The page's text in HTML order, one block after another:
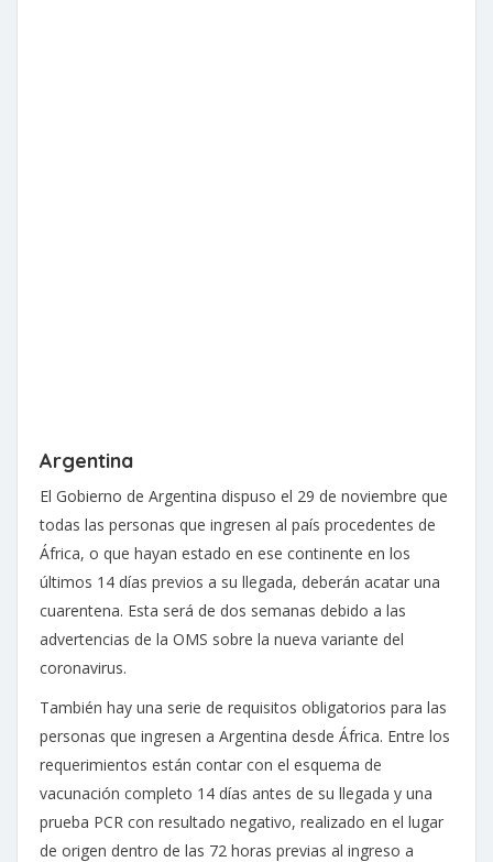
Argentina
El Gobierno de Argentina dispuso el 29 de noviembre que
todas las personas que ingresen al país procedentes de
África, o que hayan estado en ese continente en los
últimos 14 días previos a su llegada, deberán acatar una
cuarentena. Esta será de dos semanas debido a las
advertencias de la OMS sobre la nueva variante del
coronavirus.
También hay una serie de requisitos obligatorios para las
personas que ingresen a Argentina desde África. Entre los
requerimientos están contar con el esquema de
vacunación completo 14 días antes de su llegada y una
prueba PCR con resultado negativo, realizado en el lugar
de origen dentro de las 72 horas previas al ingreso a